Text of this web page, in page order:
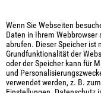
Wenn Sie Webseiten
Daten in Ihrem Webbrowser
abrufen. Dieser Speicher ist
Grundfunktionalität der
oder der Speicher kann für
und
verwendet werden, z. B.